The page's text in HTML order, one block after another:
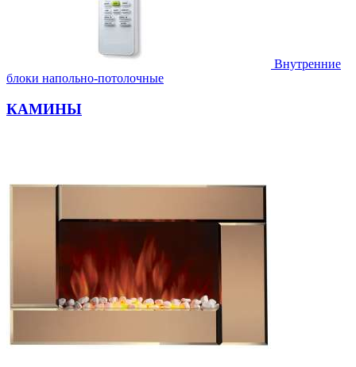
Внутренние
блоки напольно-потолочные
КАМИНЫ